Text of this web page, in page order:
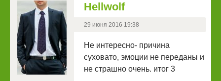
Hellwolf
29 июня 2016 19:38
Не интересно- причина
суховато, эмоции не переданы и
не страшно очень. итог 3